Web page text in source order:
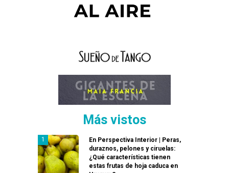
Más vistos
En Perspectiva Interior | Peras,
duraznos, pelones y ciruelas:
¿Qué características tienen
estas frutas de hoja caduca en